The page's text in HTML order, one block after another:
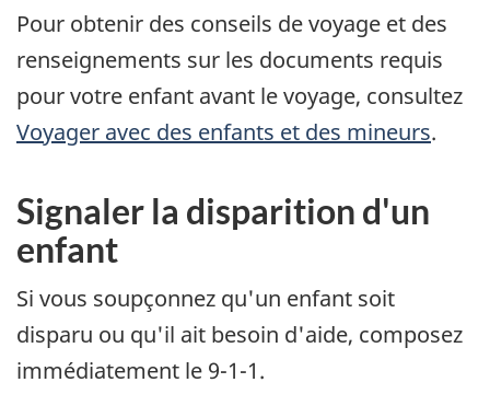
Pour obtenir des conseils de voyage et des
renseignements sur les documents requis
pour votre enfant avant le voyage, consultez
Voyager avec des enfants et des mineurs.
Signaler la disparition d'un
enfant
Si vous soupçonnez qu'un enfant soit
disparu ou qu'il ait besoin d'aide, composez
immédiatement le 9-1-1.